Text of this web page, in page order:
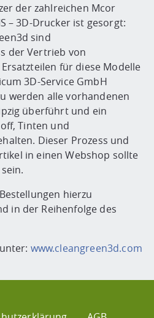
der zahlreichen Mcor
– 3D-Drucker ist gesorgt:
sind
der Vertrieb von
für diese Modelle
3D-Service GmbH
werden alle vorhandenen
überführt und ein
Tinten und
Dieser Prozess und
in einen Webshop sollte
hierzu
in der Reihenfolge des
www.cleangreen3d.com